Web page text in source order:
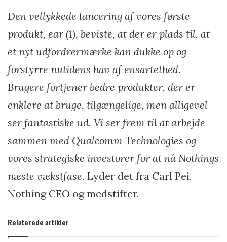
Den vellykkede lancering af vores første
produkt, ear (1), beviste, at der er plads til, at
et nyt udfordrermærke kan dukke op og
forstyrre nutidens hav af ensartethed.
Brugere fortjener bedre produkter, der er
enklere at bruge, tilgængelige, men alligevel
ser fantastiske ud. Vi ser frem til at arbejde
sammen med Qualcomm Technologies og
vores strategiske investorer for at nå Nothings
næste vækstfase. Lyder det fra Carl Pei,
Nothing CEO og medstifter.
Relaterede artikler